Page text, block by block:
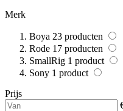
Merk
Boya 23 producten
Rode 17 producten
SmallRig 1 product
Sony 1 product
Prijs